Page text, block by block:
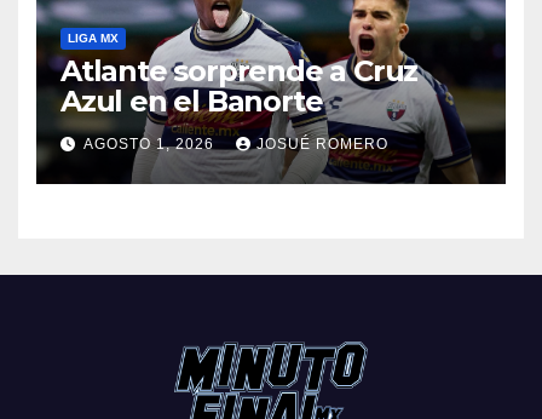
LIGA MX
Atlante sorprende a Cruz
Azul en el Banorte
AGOSTO 1, 2026 JOSUÉ ROMERO